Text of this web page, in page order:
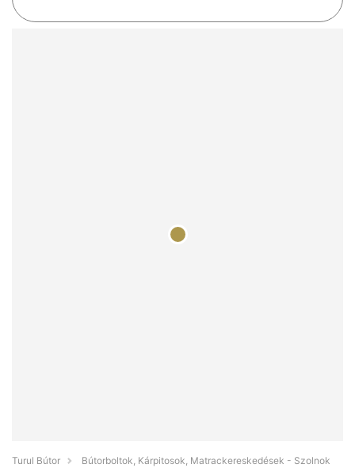
Turul Bútor
Bútorboltok, Kárpitosok, Matrackereskedések - Szolnok